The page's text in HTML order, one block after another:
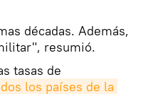
décadas. Además,
resumió.
tasas de
los países de la